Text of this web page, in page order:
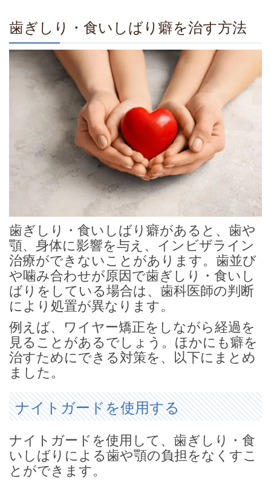
歯ぎしり・食いしばり癖を治す方法
歯ぎしり・食いしばり癖があると、歯や
顎、身体に影響を与え、インビザライン
治療ができないことがあります。歯並び
や噛み合わせが原因で歯ぎしり・食いし
ばりをしている場合は、歯科医師の判断
により処置が異なります。
例えば、ワイヤー矯正をしながら経過を
見ることがあるでしょう。ほかにも癖を
治すためにできる対策を、以下にまとめ
ました。
ナイトガードを使用する
ナイトガードを使用して、歯ぎしり・食
いしばりによる歯や顎の負担をなくすこ
とができます。